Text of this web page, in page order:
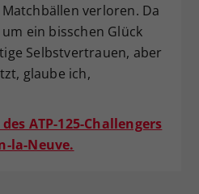
verloren. Da
ein bisschen Glück
Selbstvertrauen, aber
glaube ich,
ATP-125-Challengers
la-Neuve.